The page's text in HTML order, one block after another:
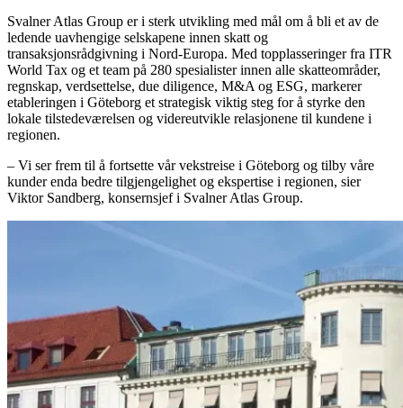
Svalner Atlas Group er i sterk utvikling med mål om å bli et av de
ledende uavhengige selskapene innen skatt og
transaksjonsrådgivning i Nord-Europa. Med topplasseringer fra ITR
World Tax og et team på 280 spesialister innen alle skatteområder,
regnskap, verdsettelse, due diligence, M&A og ESG, markerer
etableringen i Göteborg et strategisk viktig steg for å styrke den
lokale tilstedeværelsen og videreutvikle relasjonene til kundene i
regionen.
– Vi ser frem til å fortsette vår vekstreise i Göteborg og tilby våre
kunder enda bedre tilgjengelighet og ekspertise i regionen, sier
Viktor Sandberg, konsernsjef i Svalner Atlas Group.